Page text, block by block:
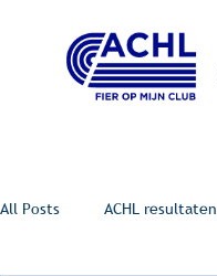
All Posts ACHL resultaten